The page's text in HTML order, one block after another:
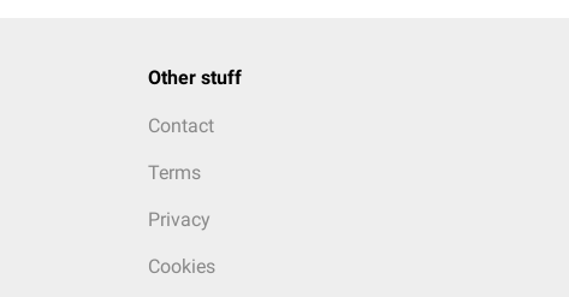
Other stuff
Contact
Terms
Privacy
Cookies